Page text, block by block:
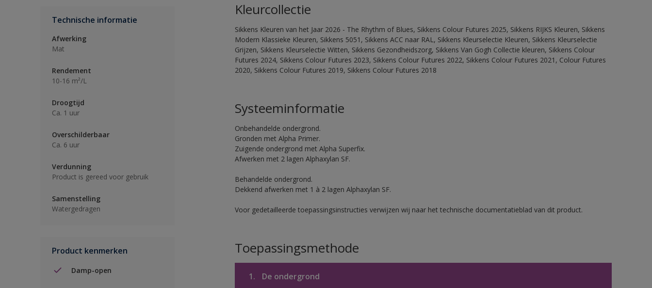
Technische informatie
Afwerking
Mat
Rendement
10-16 m²/L
Droogtijd
Ca. 1 uur
Overschilderbaar
Ca. 6 uur
Verdunning
Product is gereed voor gebruik
Samenstelling
Watergedragen
Product kenmerken
Damp-open
Kleurcollectie
Sikkens Kleuren van het Jaar 2026 - The Rhythm of Blues, Sikkens Colour Futures 2025, Sikkens RIJKS Kleuren, Sikkens
Modern Klassieke Kleuren, Sikkens 5051, Sikkens ACC naar RAL, Sikkens Kleurselectie Kleuren, Sikkens Kleurselectie
Grijzen, Sikkens Kleurselectie Witten, Sikkens Gezondheidszorg, Sikkens Van Gogh Collectie kleuren, Sikkens Colour
Futures 2024, Sikkens Colour Futures 2023, Sikkens Colour Futures 2022, Sikkens Colour Futures 2021, Colour Futures
2020, Sikkens Colour Futures 2019, Sikkens Colour Futures 2018
Systeeminformatie
Onbehandelde ondergrond.
Gronden met Alpha Primer.
Zuigende ondergrond met Alpha Superfix.
Afwerken met 2 lagen Alphaxylan SF.
Behandelde ondergrond.
Dekkend afwerken met 1 à 2 lagen Alphaxylan SF.
Voor gedetailleerde toepassingsinstructies verwijzen wij naar het technische documentatieblad van dit product.
Toepassingsmethode
1. De ondergrond